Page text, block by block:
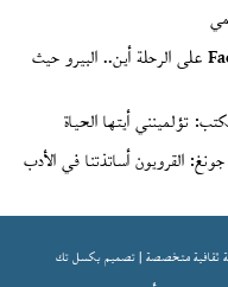
علىالرحلة أين.. البيرو حيث
تؤلمينني أيتها الحياة
القرويون أساتذتنا في الأدب
ثقافية متخصصة | تصميمبكسل تك